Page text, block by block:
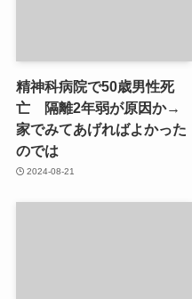
精神科病院で50歳男性死
亡 隔離2年弱が原因か→
家でみてあげればよかった
のでは
2024-08-21